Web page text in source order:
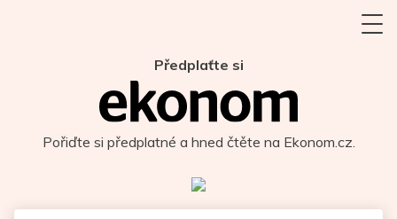
Předplaťte si
Pořiďte si předplatné a hned čtěte na Ekonom.cz.